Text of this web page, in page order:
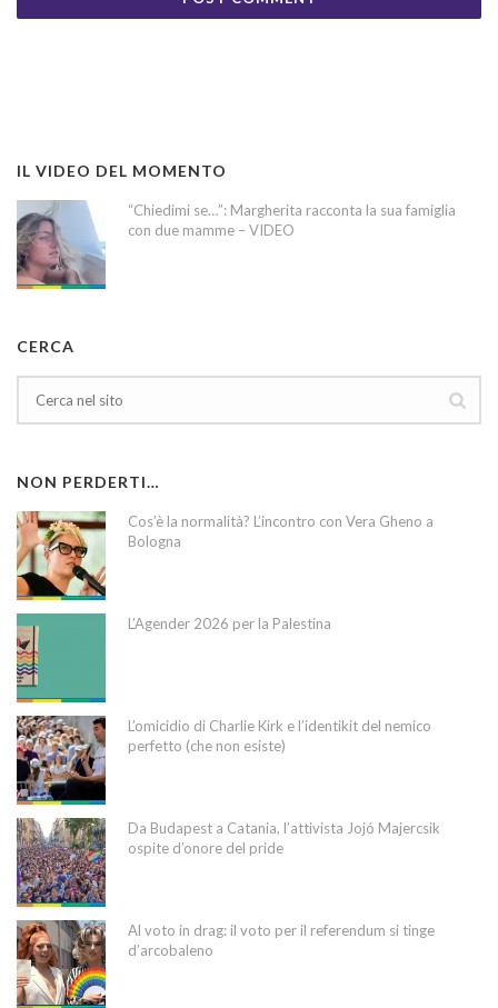
IL VIDEO DEL MOMENTO
“Chiedimi se…”: Margherita racconta la sua famiglia
con due mamme – VIDEO
CERCA
NON PERDERTI…
Cos’è la normalità? L’incontro con Vera Gheno a
Bologna
L’Agender 2026 per la Palestina
L’omicidio di Charlie Kirk e l’identikit del nemico
perfetto (che non esiste)
Da Budapest a Catania, l’attivista Jojó Majercsik
ospite d’onore del pride
Al voto in drag: il voto per il referendum si tinge
d’arcobaleno